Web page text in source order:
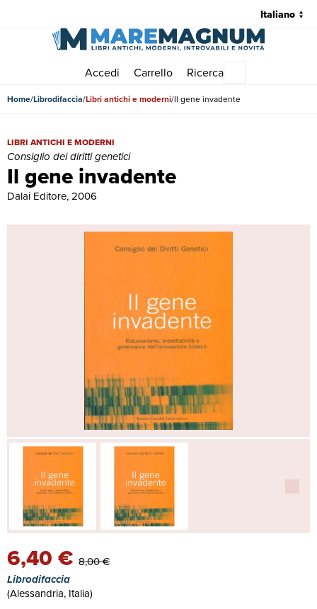
Accedi Carrello Ricerca
Home Librodifaccia Libri antichi e moderni Il gene invadente
Il gene invadente
Il gene invadente | Libri antichi e moderni | Consiglio dei diritti
LIBRI ANTICHI E MODERNI
Consiglio dei diritti genetici
Dalai Editore, 2006
6,40 € 8,00 €
Librodifaccia
(Alessandria, Italia)